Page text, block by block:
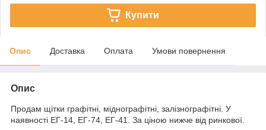
Купити
Опис Доставка Оплата Умови повернення
Опис
Продам щітки графітні, міднографітні, залізнографітні. У
наявності ЕГ-14, ЕГ-74, ЕГ-41. За ціною нижче від ринкової.